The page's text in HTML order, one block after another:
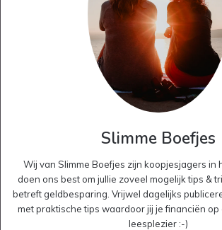
Slimme Boefjes
Wij van Slimme Boefjes zijn koopjesjagers in
doen ons best om jullie zoveel mogelijk tips &
betreft geldbesparing. Vrijwel dagelijks
met praktische tips waardoor jij je financiën op
leesplezier :-)